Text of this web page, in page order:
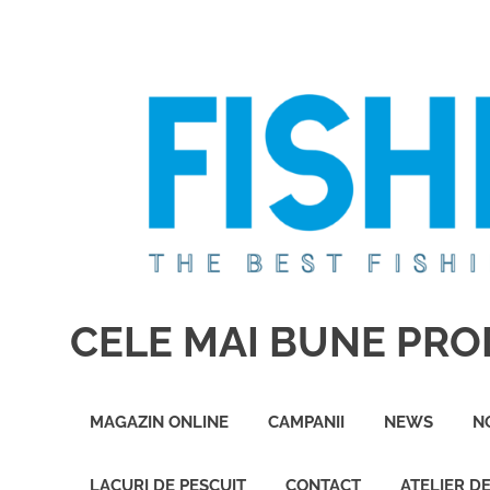
CELE MAI BUNE
buneMAGAZIN ONLINE CAMPANII NEWS
LACURI DE PESCUIT CONTACT ATELIER